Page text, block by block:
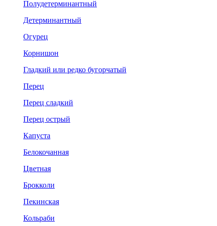
Полудетерминантный
Детерминантный
Огурец
Корнишон
Гладкий или редко бугорчатый
Перец
Перец сладкий
Перец острый
Капуста
Белокочанная
Цветная
Брокколи
Пекинская
Кольраби